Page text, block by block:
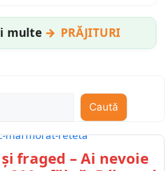
multe PRĂJITURI
Caută
fraged – Ai nevoie